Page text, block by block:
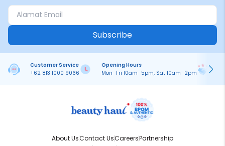
Subscribe
Customer Service
+62 813 1000 9066
Opening Hours
Mon–Fri 10am–5pm, Sat 10am–2pm
About UsContact UsCareersPartnership